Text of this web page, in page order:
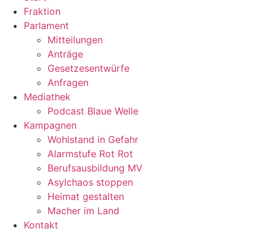
Fraktion
Parlament
Mitteilungen
Anträge
Gesetzesentwürfe
Anfragen
Mediathek
Podcast Blaue Welle
Kampagnen
Wohlstand in Gefahr
Alarmstufe Rot Rot
Berufsausbildung MV
Asylchaos stoppen
Heimat gestalten
Macher im Land
Kontakt